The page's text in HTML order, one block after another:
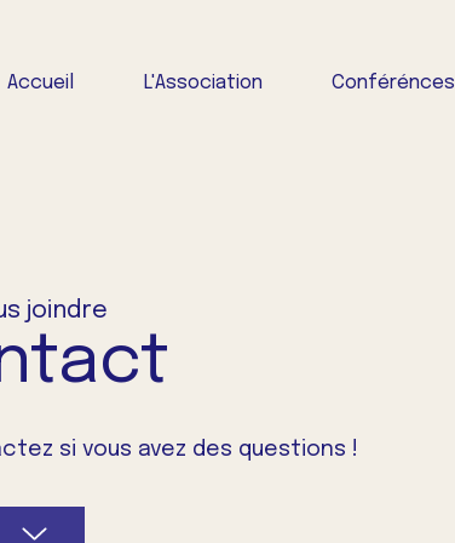
Accueil L'Association Conférénces
joindre
si vous avez des questions !